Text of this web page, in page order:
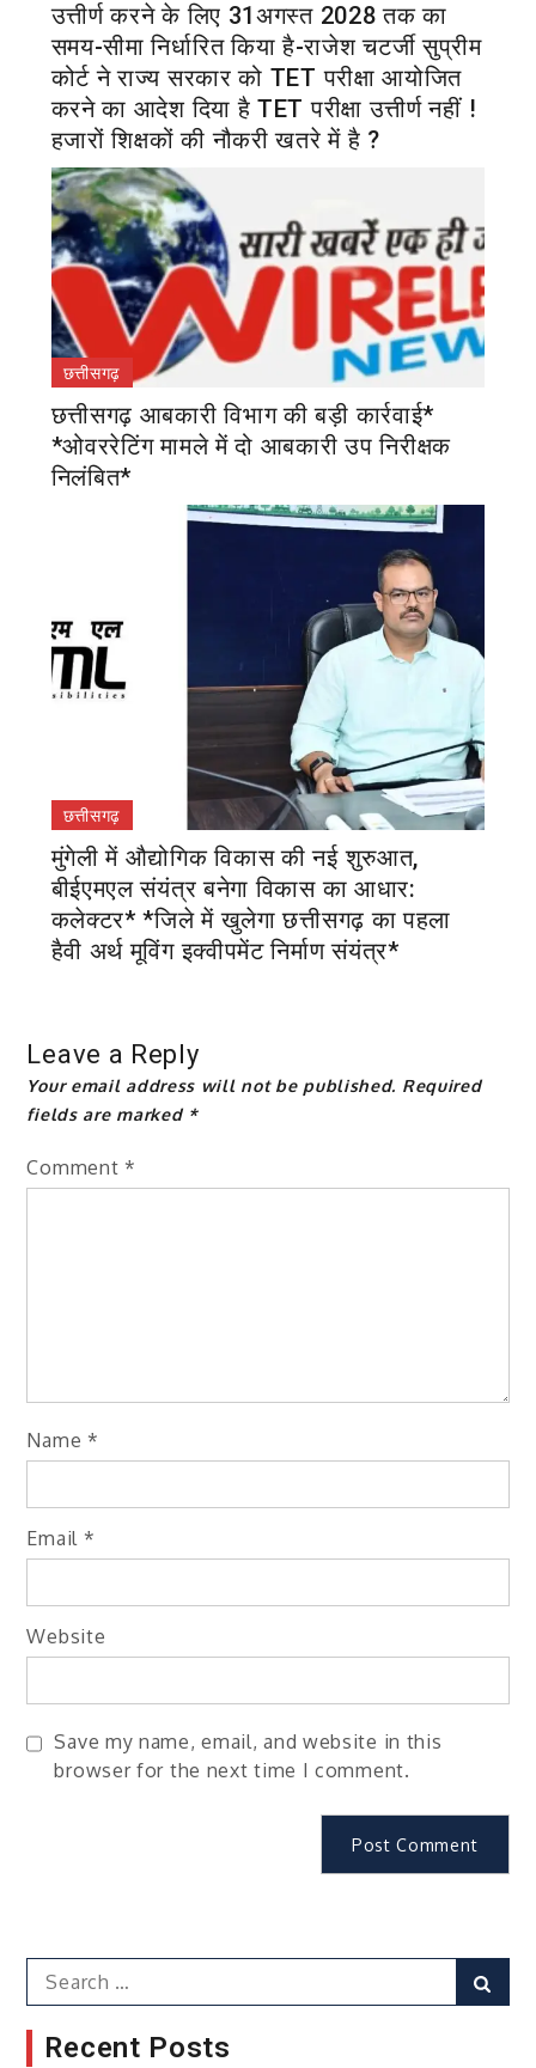
उत्तीर्ण करने के लिए 31अगस्त 2028 तक का
समय-सीमा निर्धारित किया है-राजेश चटर्जी सुप्रीम
कोर्ट ने राज्य सरकार को TET परीक्षा आयोजित
करने का आदेश दिया है TET परीक्षा उत्तीर्ण नहीं !
हजारों शिक्षकों की नौकरी खतरे में है ?
छत्तीसगढ़
छत्तीसगढ़ आबकारी विभाग की बड़ी कार्रवाई*
*ओवररेटिंग मामले में दो आबकारी उप निरीक्षक
निलंबित*
छत्तीसगढ़
मुंगेली में औद्योगिक विकास की नई शुरुआत,
बीईएमएल संयंत्र बनेगा विकास का आधार:
कलेक्टर* *जिले में खुलेगा छत्तीसगढ़ का पहला
हैवी अर्थ मूविंग इक्वीपमेंट निर्माण संयंत्र*
Leave a Reply
Your email address will not be published. Required
fields are marked *
Comment *
Name *
Email *
Website
Save my name, email, and website in this
browser for the next time I comment.
Search
for:
Recent Posts